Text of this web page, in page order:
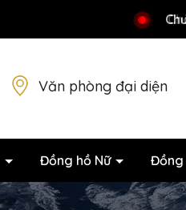
Văn phòng đại diện
Đồng hồ Nữ Đồng